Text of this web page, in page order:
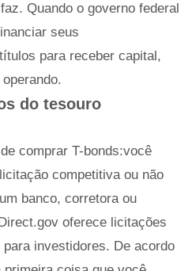
Quando o governo federal
seus
para receber capital,
do tesouro
comprar T-bonds:você
competitiva ou não
banco, corretora ou
oferece licitações
investidores. De acordo